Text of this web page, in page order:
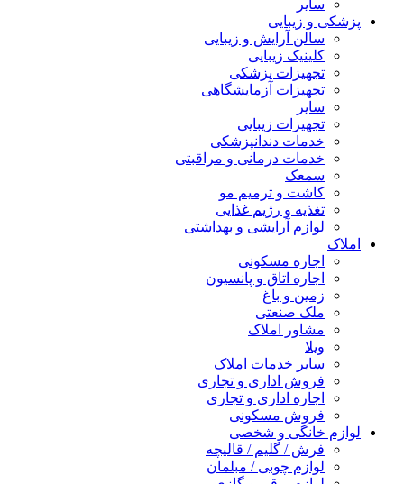
سایر
پزشکی و زیبایی
سالن آرایش و زیبایی
کلینیک زیبایی
تجهیزات پزشکی
تجهیزات آزمایشگاهی
سایر
تجهیزات زیبایی
خدمات دندانپزشکی
خدمات درمانی و مراقبتی
سمعک
کاشت و ترمیم مو
تغذیه و رژیم غذایی
لوازم آرایشی و بهداشتی
املاک
اجاره مسکونی
اجاره اتاق و پانسیون
زمین و باغ
ملک صنعتی
مشاور املاک
ویلا
سایر خدمات املاک
فروش اداری و تجاری
اجاره اداری و تجاری
فروش مسکونی
لوازم خانگی و شخصی
فرش / گلیم / قالیچه
لوازم چوبی / مبلمان